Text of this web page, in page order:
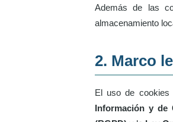
Además de las
almacenamiento
2. Marco
El uso de
Información y de